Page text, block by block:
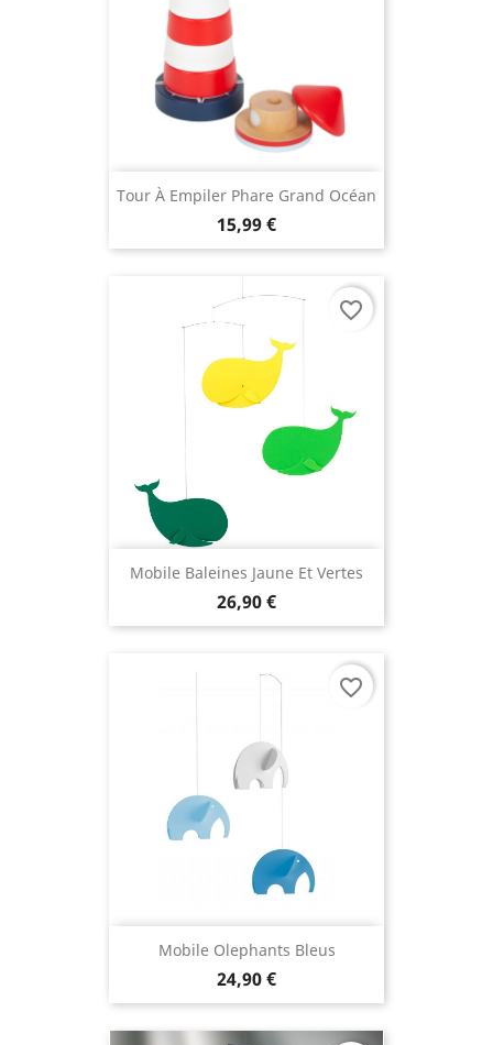
Tour À Empiler Phare Grand Océan
15,99 €
Mobile Baleines Jaune Et Vertes
26,90 €
favorite_border
Mobile Olephants Bleus
24,90 €
favorite_border